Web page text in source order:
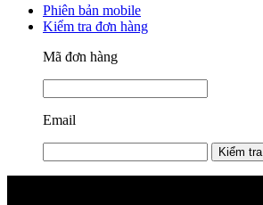
Phiên bản mobile
Kiểm tra đơn hàng
Mã đơn hàng
Email
Kiểm tra